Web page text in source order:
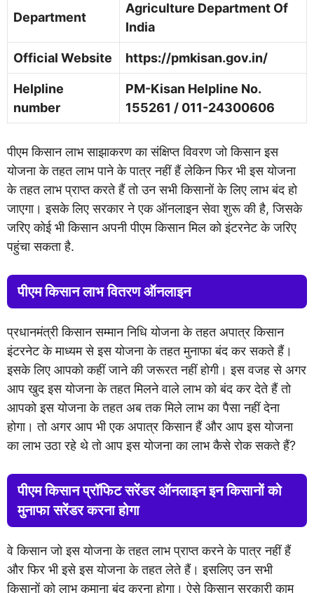
Department
Agriculture Department Of
India
Official Website https://pmkisan.gov.in/
Helpline
number
PM-Kisan Helpline No.
155261 / 011-24300606
पीएम किसान लाभ साझाकरण का संक्षिप्त विवरण जो किसान इस
योजना के तहत लाभ पाने के पात्र नहीं हैं लेकिन फिर भी इस योजना
के तहत लाभ प्राप्त करते हैं तो उन सभी किसानों के लिए लाभ बंद हो
जाएगा। इसके लिए सरकार ने एक ऑनलाइन सेवा शुरू की है, जिसके
जरिए कोई भी किसान अपनी पीएम किसान मिल को इंटरनेट के जरिए
पहुंचा सकता है.
पीएम किसान लाभ वितरण ऑनलाइन
प्रधानमंत्री किसान सम्मान निधि योजना के तहत अपात्र किसान
इंटरनेट के माध्यम से इस योजना के तहत मुनाफा बंद कर सकते हैं।
इसके लिए आपको कहीं जाने की जरूरत नहीं होगी। इस वजह से अगर
आप खुद इस योजना के तहत मिलने वाले लाभ को बंद कर देते हैं तो
आपको इस योजना के तहत अब तक मिले लाभ का पैसा नहीं देना
होगा। तो अगर आप भी एक अपात्र किसान हैं और आप इस योजना
का लाभ उठा रहे थे तो आप इस योजना का लाभ कैसे रोक सकते हैं?
पीएम किसान प्रॉफिट सरेंडर ऑनलाइन इन किसानों को
मुनाफा सरेंडर करना होगा
वे किसान जो इस योजना के तहत लाभ प्राप्त करने के पात्र नहीं हैं
और फिर भी इसे इस योजना के तहत लेते हैं। इसलिए उन सभी
किसानों को लाभ कमाना बंद करना होगा। ऐसे किसान सरकारी काम